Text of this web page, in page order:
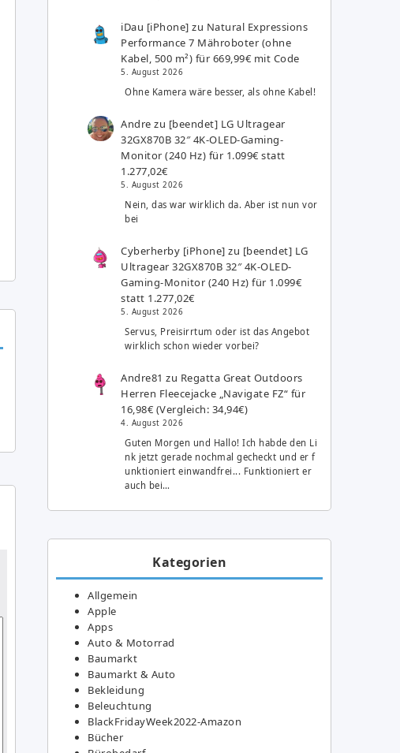
iDau [iPhone] zu Natural Expressions
Performance 7 Mähroboter (ohne
Kabel, 500 m²) für 669,99€ mit Code
5. August 2026
Ohne Kamera wäre besser, als ohne Kabel!
Andre zu [beendet] LG Ultragear
32GX870B 32″ 4K-OLED-Gaming-
Monitor (240 Hz) für 1.099€ statt
1.277,02€
5. August 2026
Nein, das war wirklich da. Aber ist nun vor
bei
Cyberherby [iPhone] zu [beendet] LG
Ultragear 32GX870B 32″ 4K-OLED-
Gaming-Monitor (240 Hz) für 1.099€
statt 1.277,02€
5. August 2026
Servus, Preisirrtum oder ist das Angebot
wirklich schon wieder vorbei?
Andre81 zu Regatta Great Outdoors
Herren Fleecejacke „Navigate FZ“ für
16,98€ (Vergleich: 34,94€)
4. August 2026
Guten Morgen und Hallo! Ich habde den Li
nk jetzt gerade nochmal gecheckt und er f
unktioniert einwandfrei... Funktioniert er
auch bei…
Kategorien
Allgemein
Apple
Apps
Auto & Motorrad
Baumarkt
Baumarkt & Auto
Bekleidung
Beleuchtung
BlackFridayWeek2022-Amazon
Bücher